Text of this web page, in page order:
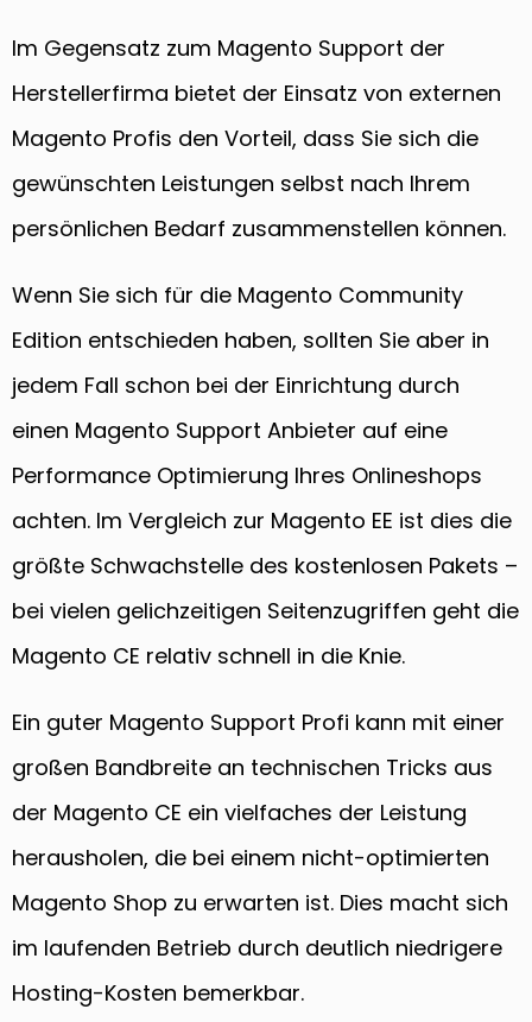
Im Gegensatz zum Magento Support der
Herstellerfirma bietet der Einsatz von externen
Magento Profis den Vorteil, dass Sie sich die
gewünschten Leistungen selbst nach Ihrem
persönlichen Bedarf zusammenstellen können.
Wenn Sie sich für die Magento Community
Edition entschieden haben, sollten Sie aber in
jedem Fall schon bei der Einrichtung durch
einen Magento Support Anbieter auf eine
Performance Optimierung Ihres Onlineshops
achten. Im Vergleich zur Magento EE ist dies die
größte Schwachstelle des kostenlosen Pakets –
bei vielen gelichzeitigen Seitenzugriffen geht die
Magento CE relativ schnell in die Knie.
Ein guter Magento Support Profi kann mit einer
großen Bandbreite an technischen Tricks aus
der Magento CE ein vielfaches der Leistung
herausholen, die bei einem nicht-optimierten
Magento Shop zu erwarten ist. Dies macht sich
im laufenden Betrieb durch deutlich niedrigere
Hosting-Kosten bemerkbar.